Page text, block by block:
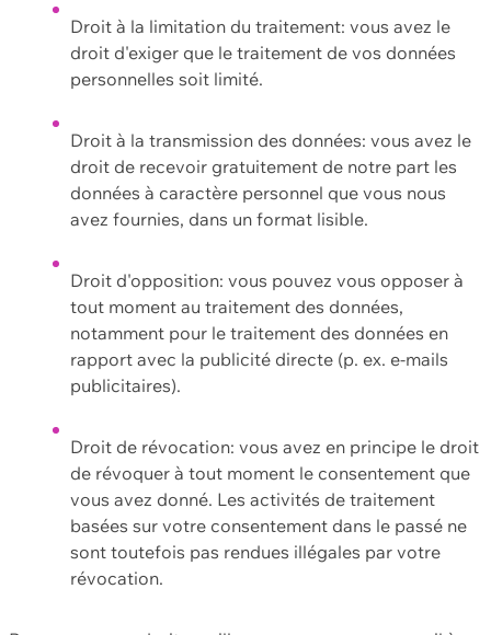
Droit à la limitation du traitement: vous avez le
droit d'exiger que le traitement de vos données
personnelles soit limité.
Droit à la transmission des données: vous avez le
droit de recevoir gratuitement de notre part les
données à caractère personnel que vous nous
avez fournies, dans un format lisible.
Droit d'opposition: vous pouvez vous opposer à
tout moment au traitement des données,
notamment pour le traitement des données en
rapport avec la publicité directe (p. ex. e-mails
publicitaires).
Droit de révocation: vous avez en principe le droit
de révoquer à tout moment le consentement que
vous avez donné. Les activités de traitement
basées sur votre consentement dans le passé ne
sont toutefois pas rendues illégales par votre
révocation.